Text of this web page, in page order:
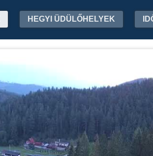
HEGYI ÜDÜLŐHELYEK